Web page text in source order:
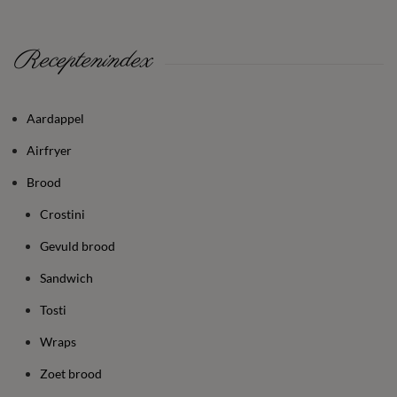
Receptenindex
Aardappel
Airfryer
Brood
Crostini
Gevuld brood
Sandwich
Tosti
Wraps
Zoet brood